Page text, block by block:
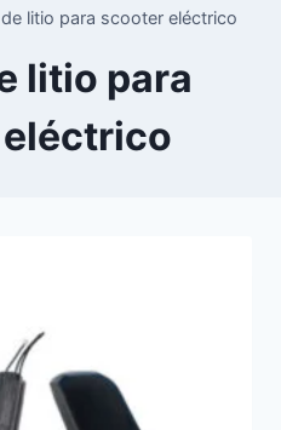
de litio para scooter eléctrico
litio para